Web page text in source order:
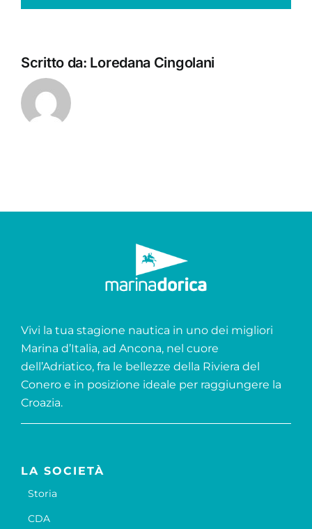
Scritto da: Loredana Cingolani
Vivi la tua stagione nautica in uno dei migliori
Marina d’Italia, ad Ancona, nel cuore
dell’Adriatico, fra le bellezze della Riviera del
Conero e in posizione ideale per raggiungere la
Croazia.
LA SOCIETÀ
Storia
CDA